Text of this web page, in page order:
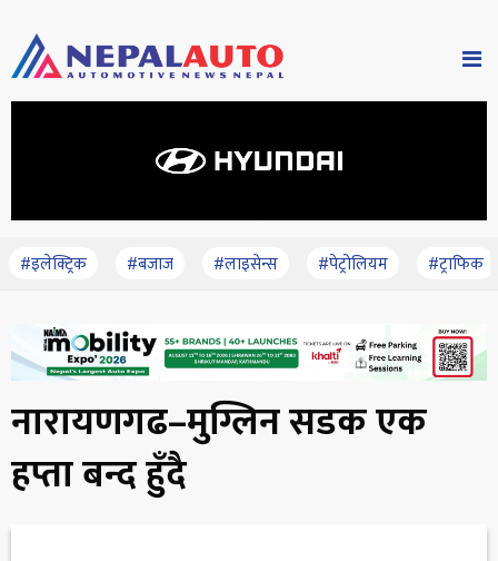
#इलेक्ट्रिक #बजाज #लाइसेन्स #पेट्रोलियम #ट्राफिक
नारायणगढ–मुग्लिन सडक एक
हप्ता बन्द हुँदै